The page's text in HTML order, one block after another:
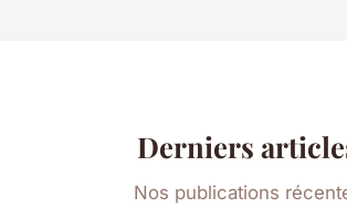
Derniers
Nos publications